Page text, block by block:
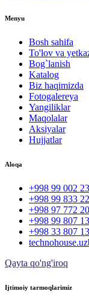
Menyu
Bosh sahifa
To'lov va
Bog`lanish
Katalog
Biz haqimizda
Fotogalereya
Yangiliklar
Maqolalar
Aksiyalar
Hujjatlar
Aloqa
+998 99 002
+998 99 833
+998 97 772
+998 99 807
+998 33 807
Qayta qo'ng'iroq
Ijtimoiy tarmoqlarimiz